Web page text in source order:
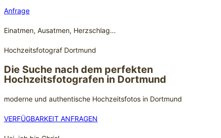
Anfrage
Einatmen, Ausatmen, Herzschlag…
Hochzeitsfotograf Dortmund
Die Suche nach dem perfekten
Hochzeitsfotografen in Dortmund
moderne und authentische Hochzeitsfotos in Dortmund
VERFÜGBARKEIT ANFRAGEN